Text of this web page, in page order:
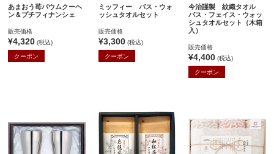
あまおう苺バウムクーヘ
ン＆プチフィナンシェ
販売価格
¥4,320 (税込)
クーポン
ミッフィー バス・ウォ
ッシュタオルセット
販売価格
¥3,300(税込)
クーポン
今治謹製 紋織タオル
バス・フェイス・ウォッ
シュタオルセット（木箱
入）
販売価格
¥4,400 (税込)
クーポン